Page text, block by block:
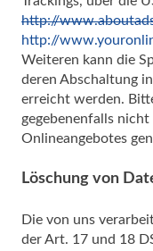
http://
http://
Weiteren kann die
deren Abschaltung
erreicht werden.
gegebenenfalls
Onlineangebotes
Löschung von
Die von uns
der Art. 17 und 18